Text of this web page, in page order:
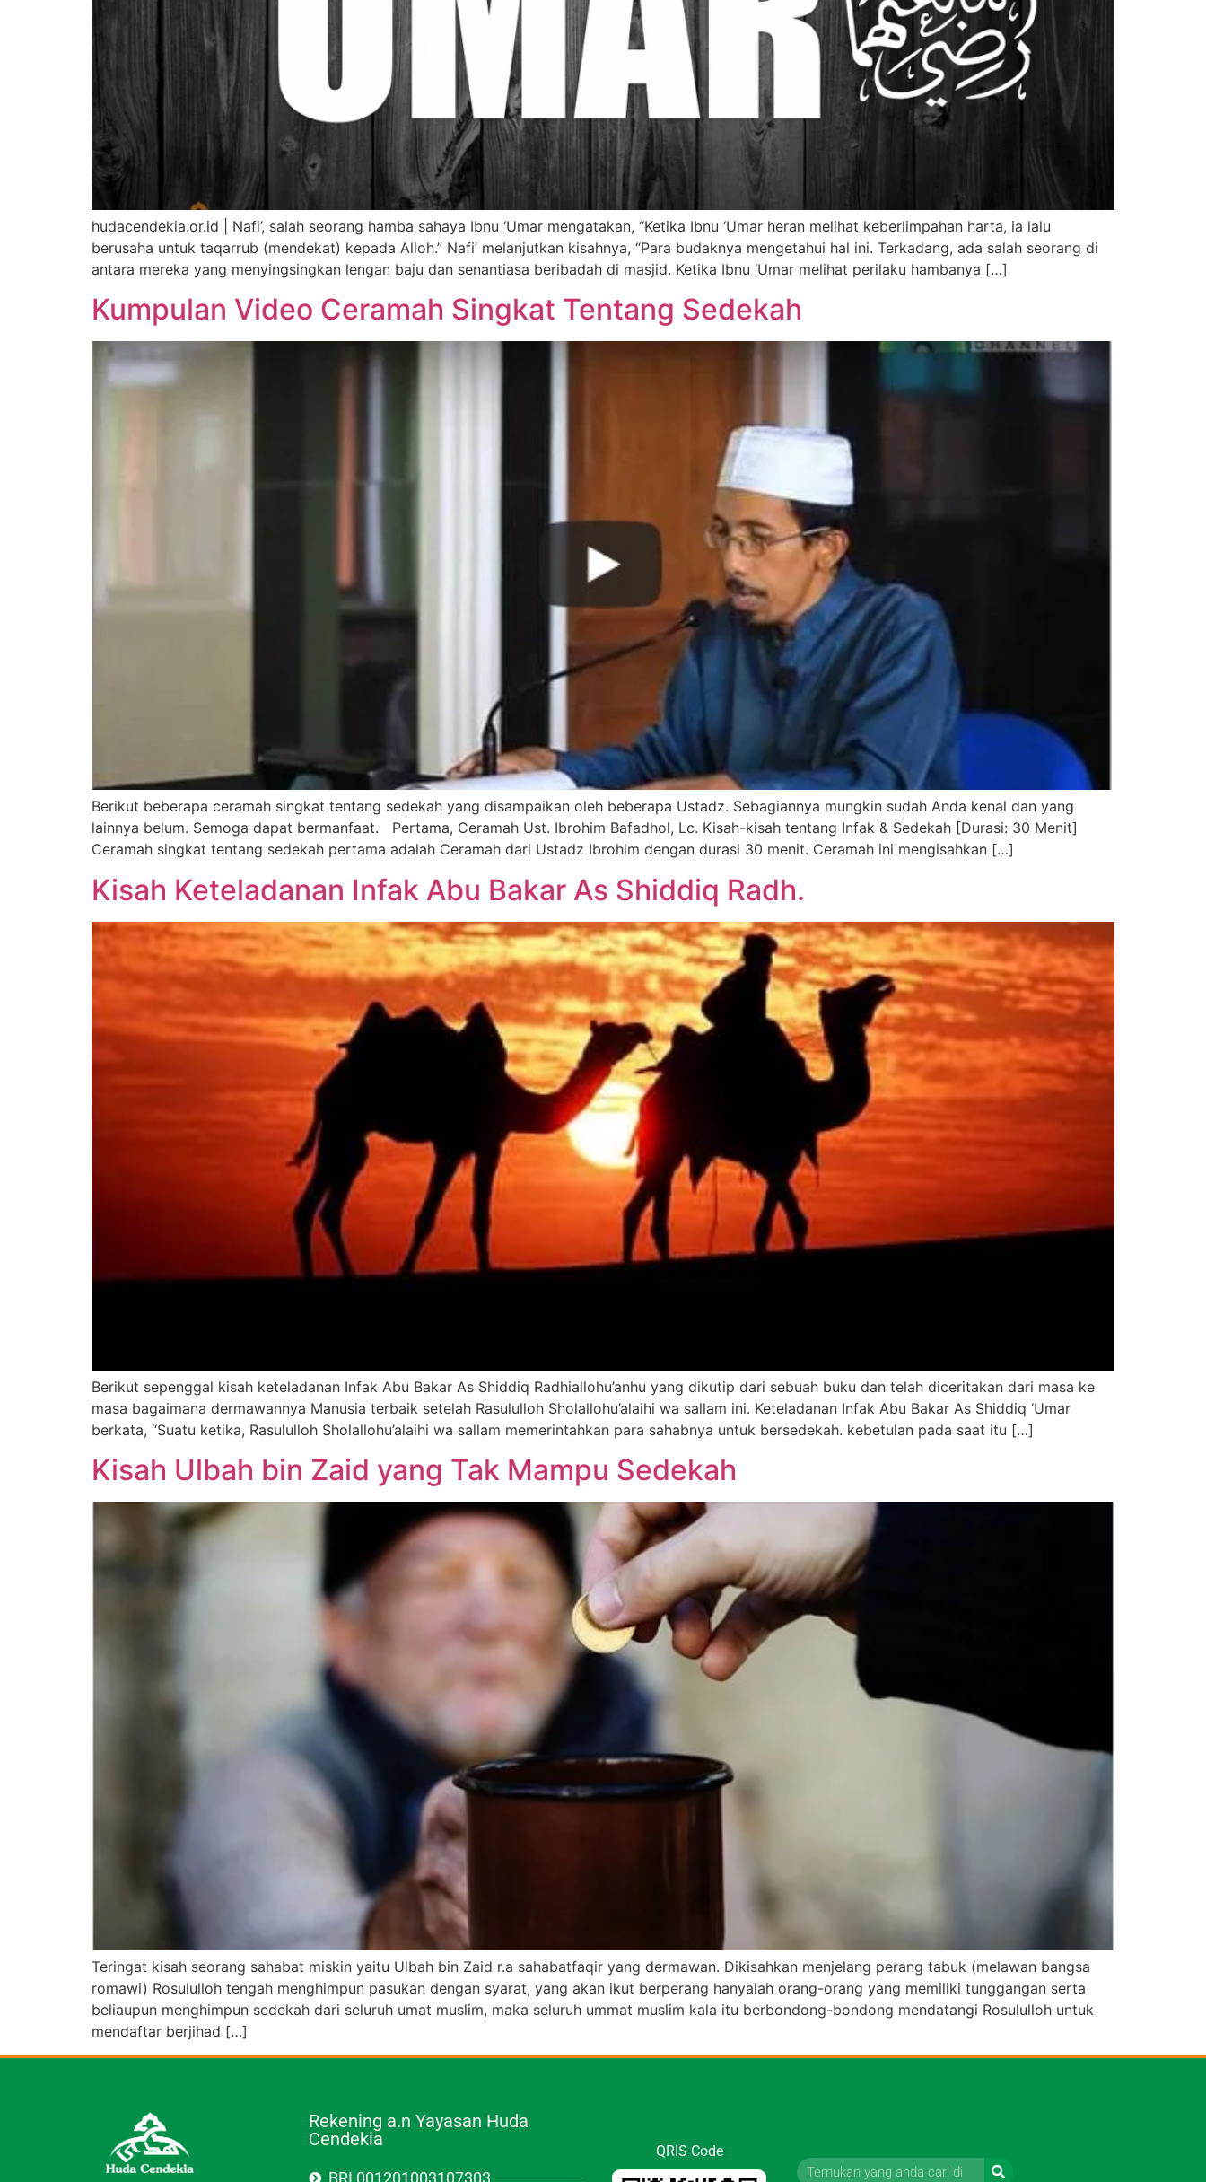
hudacendekia.or.id | Nafi’, salah seorang hamba sahaya Ibnu ‘Umar mengatakan, “Ketika Ibnu ‘Umar heran melihat keberlimpahan harta, ia lalu
berusaha untuk taqarrub (mendekat) kepada Alloh.” Nafi’ melanjutkan kisahnya, “Para budaknya mengetahui hal ini. Terkadang, ada salah seorang di
antara mereka yang menyingsingkan lengan baju dan senantiasa beribadah di masjid. Ketika Ibnu ‘Umar melihat perilaku hambanya […]
Kumpulan Video Ceramah Singkat Tentang Sedekah
Berikut beberapa ceramah singkat tentang sedekah yang disampaikan oleh beberapa Ustadz. Sebagiannya mungkin sudah Anda kenal dan yang
lainnya belum. Semoga dapat bermanfaat. Pertama, Ceramah Ust. Ibrohim Bafadhol, Lc. Kisah-kisah tentang Infak & Sedekah [Durasi: 30 Menit]
Ceramah singkat tentang sedekah pertama adalah Ceramah dari Ustadz Ibrohim dengan durasi 30 menit. Ceramah ini mengisahkan […]
Kisah Keteladanan Infak Abu Bakar As Shiddiq Radh.
Berikut sepenggal kisah keteladanan Infak Abu Bakar As Shiddiq Radhiallohu’anhu yang dikutip dari sebuah buku dan telah diceritakan dari masa ke
masa bagaimana dermawannya Manusia terbaik setelah Rasululloh Sholallohu’alaihi wa sallam ini. Keteladanan Infak Abu Bakar As Shiddiq ‘Umar
berkata, “Suatu ketika, Rasululloh Sholallohu’alaihi wa sallam memerintahkan para sahabnya untuk bersedekah. kebetulan pada saat itu […]
Kisah Ulbah bin Zaid yang Tak Mampu Sedekah
Teringat kisah seorang sahabat miskin yaitu Ulbah bin Zaid r.a sahabatfaqir yang dermawan. Dikisahkan menjelang perang tabuk (melawan bangsa
romawi) Rosululloh tengah menghimpun pasukan dengan syarat, yang akan ikut berperang hanyalah orang-orang yang memiliki tunggangan serta
beliaupun menghimpun sedekah dari seluruh umat muslim, maka seluruh ummat muslim kala itu berbondong-bondong mendatangi Rosululloh untuk
mendaftar berjihad […]
Rekening a.n Yayasan Huda
Cendekia
QRIS Code